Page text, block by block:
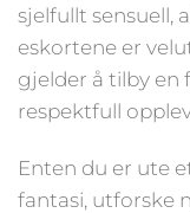
sjelfullt sensuell,
eskortene er
gjelder å tilby en
respektfull
Enten du er ute
fantasi, utforske